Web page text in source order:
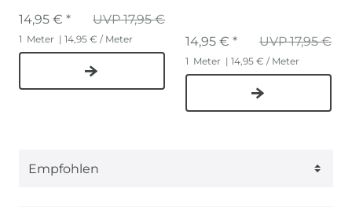
UVP 17,95 €
14,95 € *
1 Meter | 14,95 € / Meter UVP 17,95 €
14,95 € *
1 Meter | 14,95 € / Meter